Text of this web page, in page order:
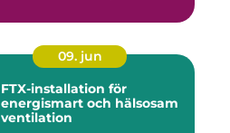
09. jun
FTX-installation för
energismart och hälsosam
ventilation